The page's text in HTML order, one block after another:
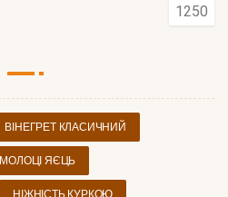
1250
ВІНЕГРЕТ КЛАСИЧНИЙ
МОЛОЦІ ЯЄЦЬ